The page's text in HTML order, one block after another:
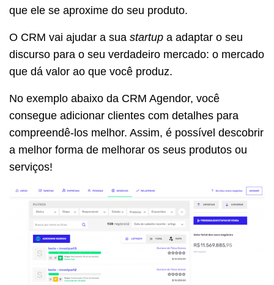
que ele se aproxime do seu produto.
O CRM vai ajudar a sua startup a adaptar o seu
discurso para o seu verdadeiro mercado: o mercado
que dá valor ao que você produz.
No exemplo abaixo da CRM Agendor, você
consegue adicionar clientes com detalhes para
compreendê-los melhor. Assim, é possível descobrir
a melhor forma de melhorar os seus produtos ou
serviços!